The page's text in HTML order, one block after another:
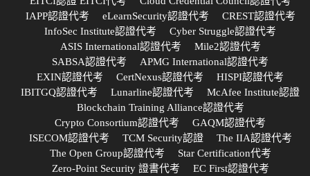
IAPP認證代考
eLearnSecurity認證代考
CREST認證代考
InfoSec Institute認證代考
Cyber Struggle認證代考
ASIS International認證代考
Mile2認證代考
SABSA認證代考
APMG International認證代考
EXIN認證代考
CertNexus認證代考
HISPI認證代考
IBITGQ認證代考
Lunarline認證代考
McAfee Institute認證
Blockchain Training Alliance認證代考
Crypto Consortium認證代考
GAQM認證代考
ISECOM認證代考
TCM Security認證
The IIA認證代考
The Open Group認證代考
Star Certification代考
Zero-Point Security 證書代考
EC First認證代考